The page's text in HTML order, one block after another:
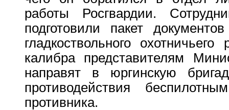
работы Росгвардии.
подготовили пакет
гладкоствольного
калибра представителям
направят в юргинскую
противодействия
противника.